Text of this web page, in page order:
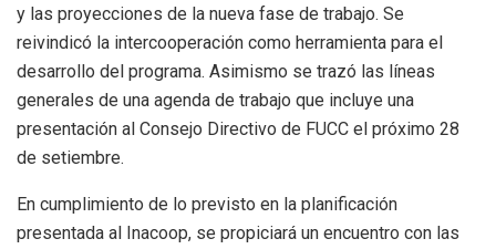
y las proyecciones de la nueva fase de trabajo. Se
reivindicó la intercooperación como herramienta para el
desarrollo del programa. Asimismo se trazó las líneas
generales de una agenda de trabajo que incluye una
presentación al Consejo Directivo de FUCC el próximo 28
de setiembre.
En cumplimiento de lo previsto en la planificación
presentada al Inacoop, se propiciará un encuentro con las